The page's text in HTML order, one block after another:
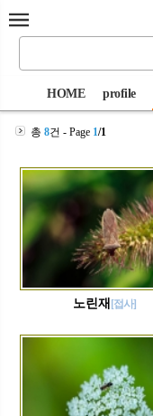
HOME profile
총 8건 - Page 1/1
노린재 [접사]